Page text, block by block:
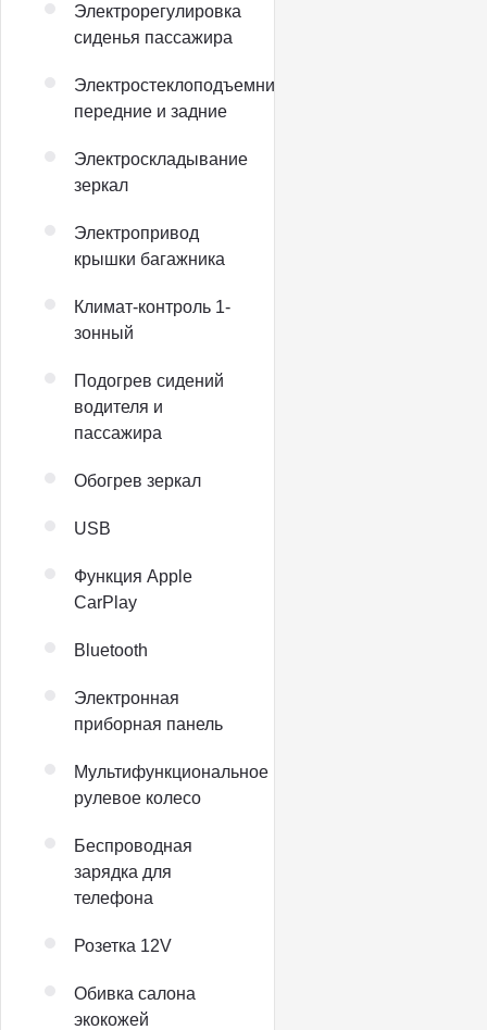
Электрорегулировка
сиденья пассажира
Электростеклоподъемники
передние и задние
Электроскладывание
зеркал
Электропривод
крышки багажника
Климат-контроль 1-
зонный
Подогрев сидений
водителя и
пассажира
Обогрев зеркал
USB
Функция Apple
CarPlay
Bluetooth
Электронная
приборная панель
Мультифункциональное
рулевое колесо
Беспроводная
зарядка для
телефона
Розетка 12V
Обивка салона
экокожей